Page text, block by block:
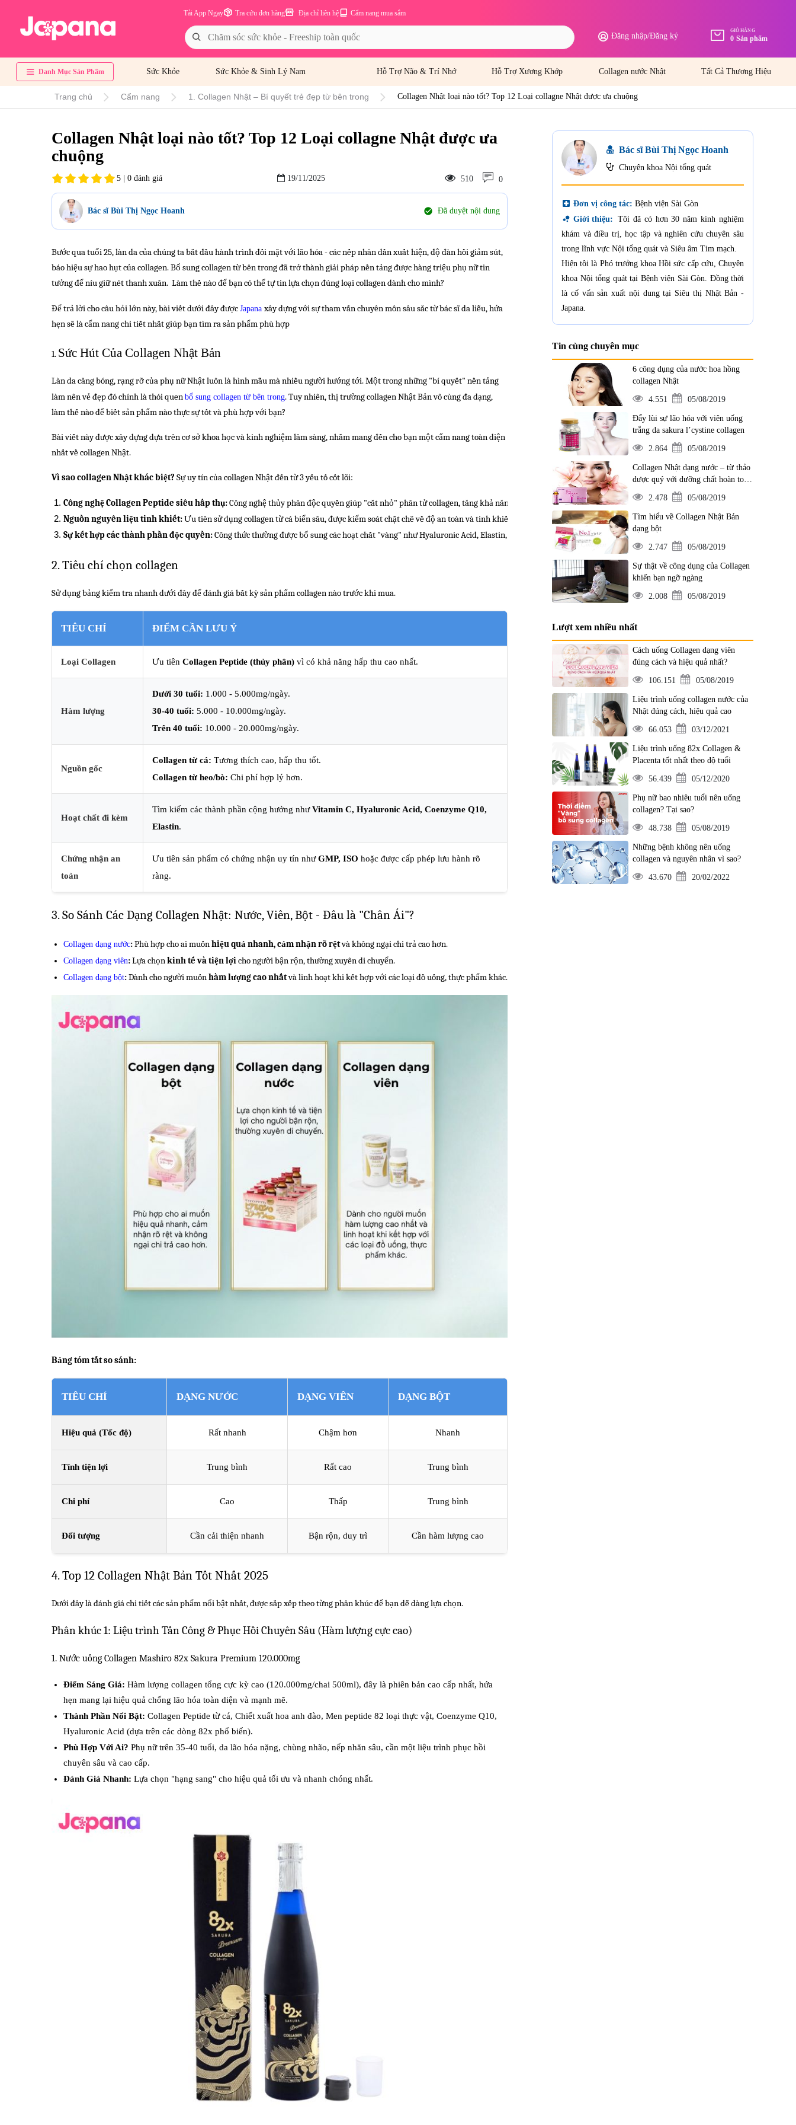
Cẩm nang mua sắm
Địa chỉ liên hệ
Tra cứu đơn hàng
Tải App Ngay
Đăng nhập/Đăng ký
GIỎ HÀNG
0 Sản phẩm
Danh Mục Sản Phẩm Sức Khỏe Sức Khỏe & Sinh Lý Nam Hỗ Trợ Não & Trí Nhớ Hỗ Trợ Xương Khớp Collagen nước Nhật Tất Cả Thương Hiệu
Trang chủ Cẩm nang 1. Collagen Nhật – Bí quyết trẻ đẹp từ bên trong Collagen Nhật loại nào tốt? Top 12 Loại collagne Nhật được ưa chuộng
Collagen Nhật loại nào tốt? Top 12 Loại collagne Nhật được ưa
chuộng
5 | 0 đánh giá 19/11/2025 510 0
Bác sĩ Bùi Thị Ngọc Hoanh check_circle Đã duyệt nội dung
Bước qua tuổi 25, làn da của chúng ta bắt đầu hành trình đối mặt với lão hóa - các nếp nhăn dần xuất hiện, độ đàn hồi giảm sút,
báo hiệusự hao hụt của collagen. Bổ sung collagen từ bên trong đã trở thành giải pháp nền tảng được hàng triệu phụ nữ tin
tưởng để níu giữ nét thanh xuân. Làm thế nào để bạn có thể tự tin lựa chọn đúng loại collagen dành cho mình?
Để trả lời cho câu hỏi lớn này, bài viết dưới đây được Japana xây dựng với sự tham vấn chuyên môn sâu sắc từ bác sĩ da liễu, hứa
hẹn sẽ là cẩm nang chi tiết nhất giúp bạn tìm ra sản phẩm phù hợp
1. Sức Hút Của Collagen Nhật Bản
Làn da căng bóng, rạng rỡ của phụ nữ Nhật luôn là hình mẫu mà nhiều người hướng tới. Một trong những "bí quyết" nền tảng
làm nên vẻ đẹp đó chính là thói quen bổ sung collagen từ bên trong. Tuy nhiên, thị trường collagen Nhật Bản vô cùng đa dạng,
làm thế nào để biết sản phẩm nào thực sự tốt và phù hợp với bạn?
Bài viết này được xây dựng dựa trên cơ sở khoa học và kinh nghiệm lâm sàng, nhằm mang đến cho bạn một cẩm nang toàn diện
nhất về collagen Nhật.
Vì sao collagen Nhật khác biệt? Sự uy tín của collagen Nhật đến từ 3 yếu tố cốt lõi:
Công nghệ Collagen Peptide siêu hấp thụ: Công nghệ thủy phân độc quyền giúp "cắt nhỏ" phân tử collagen, tăng khả năng hấp thu lên đến 90%.
Nguồn nguyên liệu tinh khiết: Ưu tiên sử dụng collagen từ cá biển sâu, được kiểm soát chặt chẽ về độ an toàn và tinh khiết.
Sự kết hợp các thành phần độc quyền: Công thức thường được bổ sung các hoạt chất "vàng" như Hyaluronic Acid, Elastin, CoQ10 để tối đa hóa hiệu quả làm đẹp.
2. Tiêu chí chọn collagen
Sử dụng bảng kiểm tra nhanh dưới đây để đánh giá bất kỳ sản phẩm collagen nào trước khi mua.
TIÊU CHÍ ĐIỂM CẦN LƯU Ý
Loại Collagen Ưu tiên Collagen Peptide (thủy phân) vì có khả năng hấp thu cao nhất.
Hàm lượng
Dưới 30 tuổi: 1.000 - 5.000mg/ngày.
30-40 tuổi: 5.000 - 10.000mg/ngày.
Trên 40 tuổi: 10.000 - 20.000mg/ngày.
Nguồn gốc
Collagen từ cá: Tương thích cao, hấp thu tốt.
Collagen từ heo/bò: Chi phí hợp lý hơn.
Hoạt chất đi kèm
Tìm kiếm các thành phần cộng hưởng nhưVitamin C, Hyaluronic Acid, Coenzyme Q10,
Elastin.
Chứng nhận an
toàn
Ưu tiên sản phẩm có chứng nhận uy tín nhưGMP, ISO hoặc được cấp phép lưu hành rõ
ràng.
3. So Sánh Các Dạng Collagen Nhật: Nước, Viên, Bột - Đâu là "Chân Ái"?
Collagen dạng nước:Phù hợp cho ai muốnhiệu quả nhanh, cảm nhận rõ rệtvà không ngại chi trả cao hơn.
Collagen dạng viên:Lựa chọnkinh tế và tiện lợicho người bận rộn, thường xuyên di chuyển.
Collagen dạng bột:Dành cho người muốnhàm lượng cao nhấtvà linh hoạt khi kết hợp với các loại đồ uống, thực phẩm khác.
Bảng tóm tắt so sánh:
TIÊU CHÍ DẠNG NƯỚC DẠNG VIÊN DẠNG BỘT
Hiệu quả (Tốc độ) Rất nhanh Chậm hơn Nhanh
Tính tiện lợi Trung bình Rất cao Trung bình
Chi phí Cao Thấp Trung bình
Đối tượng Cần cải thiện nhanh Bận rộn, duy trì Cần hàm lượng cao
4. Top 12 Collagen Nhật Bản Tốt Nhất 2025
Dưới đây là đánh giá chi tiết các sản phẩm nổi bật nhất, được sắp xếp theo từng phân khúc để bạn dễ dàng lựa chọn.
Phân khúc 1: Liệu trình Tấn Công & Phục Hồi Chuyên Sâu (Hàm lượng cực cao)
1. Nước uống Collagen Mashiro 82x Sakura Premium 120.000mg
Điểm Sáng Giá: Hàm lượng collagen tổng cực kỳ cao (120.000mg/chai 500ml), đây là phiên bản cao cấp nhất, hứa
hẹn mang lại hiệu quả chống lão hóa toàn diện và mạnh mẽ.
Thành Phần Nổi Bật: Collagen Peptide từ cá, Chiết xuất hoa anh đào, Men peptide 82 loại thực vật, Coenzyme Q10,
Hyaluronic Acid (dựa trên các dòng 82x phổ biến).
Phù Hợp Với Ai? Phụ nữ trên 35-40 tuổi, da lão hóa nặng, chùng nhão, nếp nhăn sâu, cần một liệu trình phục hồi
chuyên sâu và cao cấp.
Đánh Giá Nhanh: Lựa chọn "hạng sang" cho hiệu quả tối ưu và nhanh chóng nhất.
Bác sĩ Bùi Thị Ngọc Hoanh
Chuyên khoa Nội tổng quát
local_hospital Đơn vị công tác: Bệnh viện Sài Gòn
bubble_chart Giới thiệu: Tôi đã có hơn 30 năm kinh nghiệm
khám và điều trị, học tập và nghiên cứu chuyên sâu
trong lĩnh vực Nội tổng quát và Siêu âm Tim mạch.
Hiện tôi là Phó trưởng khoa Hồi sức cấp cứu, Chuyên
khoa Nội tổng quát tại Bệnh viện Sài Gòn. Đồng thời
là cố vấn sản xuất nội dung tại Siêu thị Nhật Bản -
Japana.
Tin cùng chuyên mục
6 công dụng của nước hoa hồng
collagen Nhật
4.551 05/08/2019
Đẩy lùi sự lão hóa với viên uống
trắng da sakura l’cystine collagen
2.864 05/08/2019
Collagen Nhật dạng nước – từ thảo
dược quý với dưỡng chất hoàn toàn
từ thiên nhiên
2.478 05/08/2019
Tìm hiểu về Collagen Nhật Bản
dạng bột
2.747 05/08/2019
Sự thật về công dụng của Collagen
khiến bạn ngỡ ngàng
2.008 05/08/2019
Lượt xem nhiều nhất
Cách uống Collagen dạng viên
đúng cách và hiệu quả nhất?
106.151 05/08/2019
Liệu trình uống collagen nước của
Nhật đúng cách, hiệu quả cao
66.053 03/12/2021
Liệu trình uống 82x Collagen &
Placenta tốt nhất theo độ tuổi
56.439 05/12/2020
Phụ nữ bao nhiêu tuổi nên uống
collagen? Tại sao?
48.738 05/08/2019
Những bệnh không nên uống
collagen và nguyên nhân vì sao?
43.670 20/02/2022